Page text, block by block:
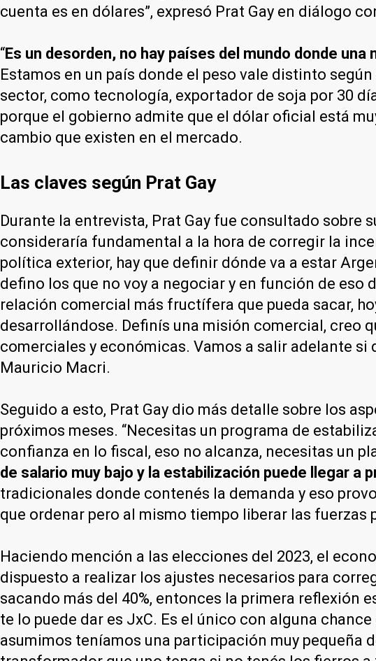
cuenta es en dólares”, expresó Prat Gay en diálogo
“Es un desorden, no hay países del mundo donde
Estamos en un país donde el peso vale distinto
sector, como tecnología, exportador de soja por 30
porque el gobierno admite que el dólar oficial está
cambio que existen en el mercado.
Las claves según Prat Gay
Durante la entrevista, Prat Gay fue consultado sobre
consideraría fundamental a la hora de corregir la
política exterior, hay que definir dónde va a estar
defino los que no voy a negociar y en función de
relación comercial más fructífera que pueda sacar,
desarrollándose. Definís una misión comercial, creo
comerciales y económicas. Vamos a salir adelante
Mauricio Macri.
Seguido a esto, Prat Gay dio más detalle sobre los
próximos meses. “Necesitas un programa de
confianza en lo fiscal, eso no alcanza, necesitas un
de salario muy bajo y la estabilización puede llegar a
tradicionales donde contenés la demanda y eso
que ordenar pero al mismo tiempo liberar las
Haciendo mención a las elecciones del 2023, el
dispuesto a realizar los ajustes necesarios para
sacando más del 40%, entonces la primera reflexión
te lo puede dar es JxC. Es el único con alguna
asumimos teníamos una participación muy pequeña